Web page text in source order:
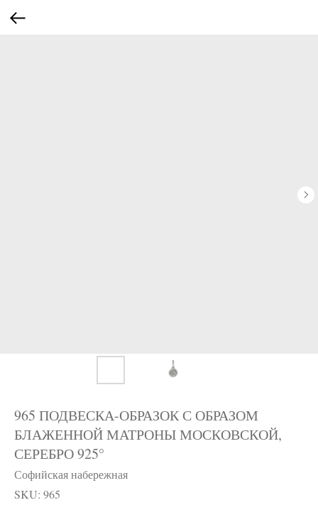
965 ПОДВЕСКА-ОБРАЗОК С ОБРАЗОМ
БЛАЖЕННОЙ МАТРОНЫ МОСКОВСКОЙ,
СЕРЕБРО 925°
Софийская набережная
SKU: 965